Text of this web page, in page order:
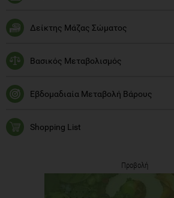
Δείκτης Μάζας Σώματος
Βασικός Μεταβολισμός
Εβδομαδιαία Μεταβολή Βάρους
Shopping List
Προβολή